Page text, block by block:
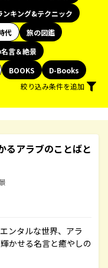
ンキング&テクニック
代
旅の図鑑
言＆絶景
BOOKS
D-Books
絞り込み条件を追加
るアラブのことばと
ンタルな世界、アラ
かせる名言と癒やしの